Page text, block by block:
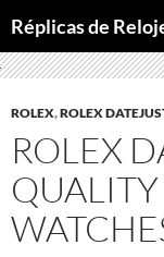
AL
ROLEX,ROLEX
ROLEX